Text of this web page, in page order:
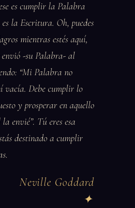
es cumplir la Palabra
es la Escritura. Oh, puedes
mientras estés aquí,
envió -su Palabra- al
“Mi Palabra no
vacía. Debe cumplir lo
y prosperar en aquello
envié”. Tú eres esa
destinado a cumplir
Neville Goddard